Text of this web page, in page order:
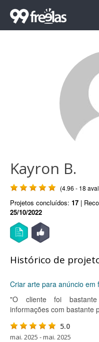
Kayron B.
(4.96 - 18
Projetos concluídos: 17 |
25/10/2022
Histórico de
Criar arte para anúncio em
"O cliente foi
informações com bastante
5.0
mai. 2025 - mai. 2025